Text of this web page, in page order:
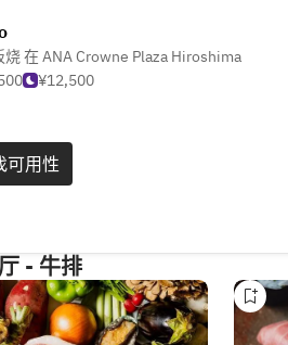
烧 在 ANA Crowne Plaza Hiroshima
¥12,500
可用性
- 牛排